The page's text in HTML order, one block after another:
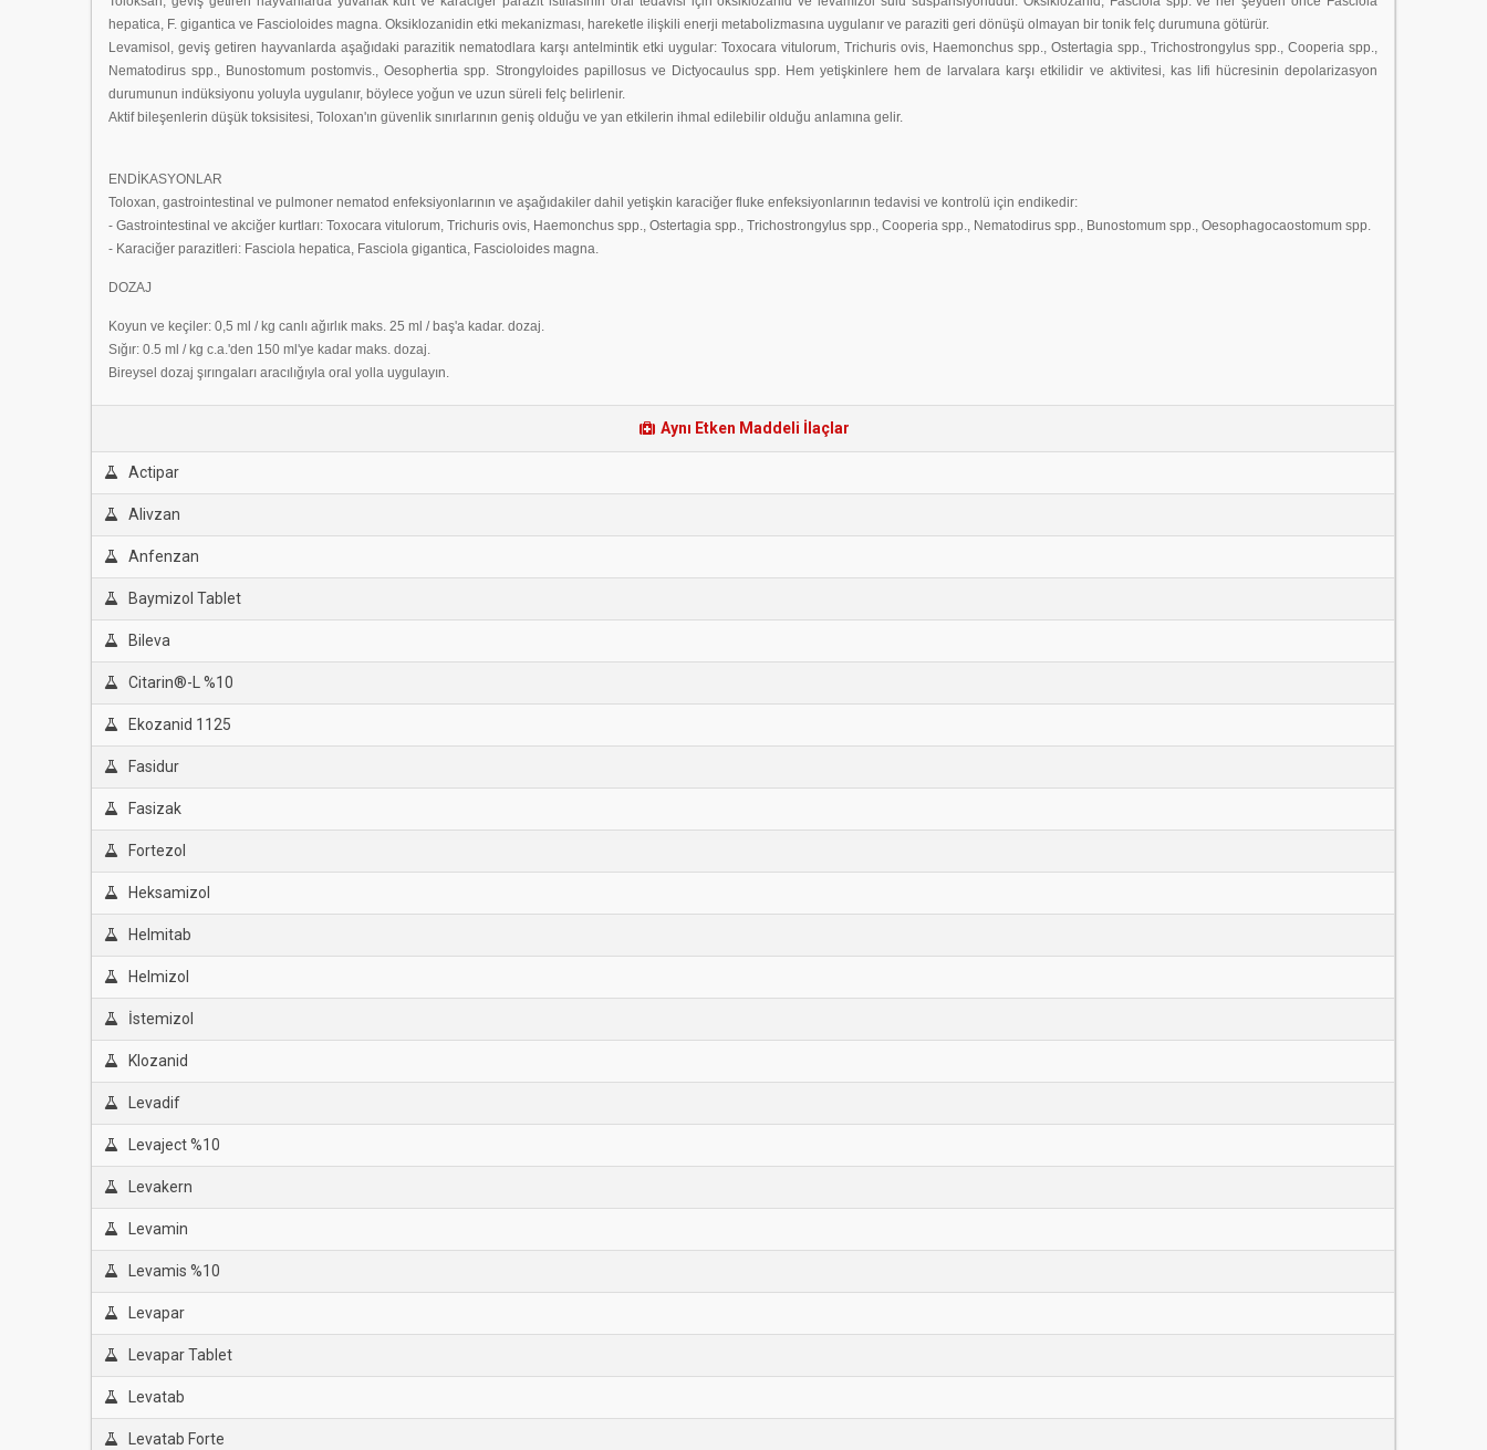
hepatica, F. gigantica ve Fascioloides magna. Oksiklozanidin etki mekanizması, hareketle ilişkili enerji metabolizmasına uygulanır ve paraziti geri dönüşü olmayan bir tonik felç durumuna götürür.
Levamisol, geviş getiren hayvanlarda aşağıdaki parazitik nematodlara karşı antelmintik etki uygular: Toxocara vitulorum, Trichuris ovis, Haemonchus spp., Ostertagia spp., Trichostrongylus spp., Cooperia spp.,
Nematodirus spp., Bunostomum postomvis., Oesophertia spp. Strongyloides papillosus ve Dictyocaulus spp. Hem yetişkinlere hem de larvalara karşı etkilidir ve aktivitesi, kas lifi hücresinin depolarizasyon
durumunun indüksiyonu yoluyla uygulanır, böylece yoğun ve uzun süreli felç belirlenir.
Aktif bileşenlerin düşük toksisitesi, Toloxan'ın güvenlik sınırlarının geniş olduğu ve yan etkilerin ihmal edilebilir olduğu anlamına gelir.
ENDİKASYONLAR
Toloxan, gastrointestinal ve pulmoner nematod enfeksiyonlarının ve aşağıdakiler dahil yetişkin karaciğer fluke enfeksiyonlarının tedavisi ve kontrolü için endikedir:
- Gastrointestinal ve akciğer kurtları: Toxocara vitulorum, Trichuris ovis, Haemonchus spp., Ostertagia spp., Trichostrongylus spp., Cooperia spp., Nematodirus spp., Bunostomum spp., Oesophagocaostomum spp.
- Karaciğer parazitleri: Fasciola hepatica, Fasciola gigantica, Fascioloides magna.
DOZAJ
Koyun ve keçiler: 0,5 ml / kg canlı ağırlık maks. 25 ml / baş'a kadar. dozaj.
Sığır: 0.5 ml / kg c.a.'den 150 ml'ye kadar maks. dozaj.
Bireysel dozaj şırıngaları aracılığıyla oral yolla uygulayın.
Aynı Etken Maddeli İlaçlar
Actipar
Alivzan
Anfenzan
Baymizol Tablet
Bileva
Citarin®-L %10
Ekozanid 1125
Fasidur
Fasizak
Fortezol
Heksamizol
Helmitab
Helmizol
İstemizol
Klozanid
Levadif
Levaject %10
Levakern
Levamin
Levamis %10
Levapar
Levapar Tablet
Levatab
Levatab Forte